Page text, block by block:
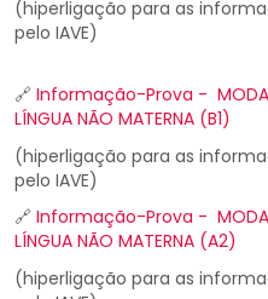
(hiperligação para as
pelo IAVE)
🔗 Informação-Prova - MODA
LÍNGUA NÃO MATERNA (B1)
(hiperligação para as
pelo IAVE)
🔗 Informação-Prova - MODA
LÍNGUA NÃO MATERNA (A2)
(hiperligação para as